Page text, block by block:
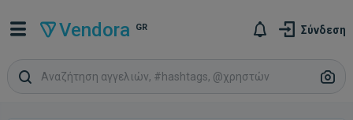
Vendora GR Σύνδεση